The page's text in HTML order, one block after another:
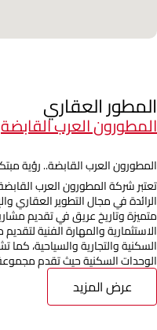
المطور العقاري
المطورون العرب القابضة
المطورون العرب القابضة.. رؤية
تعتبر شركة المطورون العرب
الرائدة في مجال التطوير العقاري
متميزة وتاريخ عريق في تقديم
الاستثمارية والمهارة الفنية
السكنية والتجارية والسياحية،
الوحدات السكنية حيث تقدم
عرض المزيد